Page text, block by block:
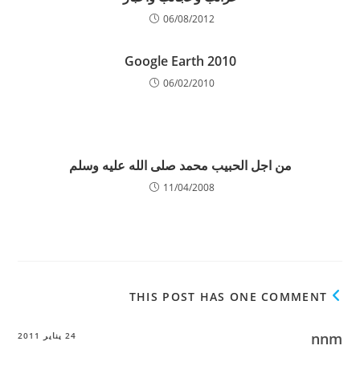
06/08/2012
Google Earth 2010
06/02/2010
من اجل الحبيب محمد صلى الله عليه وسلم
11/04/2008
THIS POST HAS ONE COMMENT
nnm 24 يناير 2011